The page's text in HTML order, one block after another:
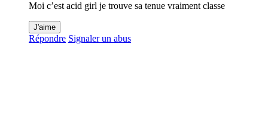
Moi c’est acid girl je trouve sa tenue vraiment classe
J'aime
Répondre Signaler un abus